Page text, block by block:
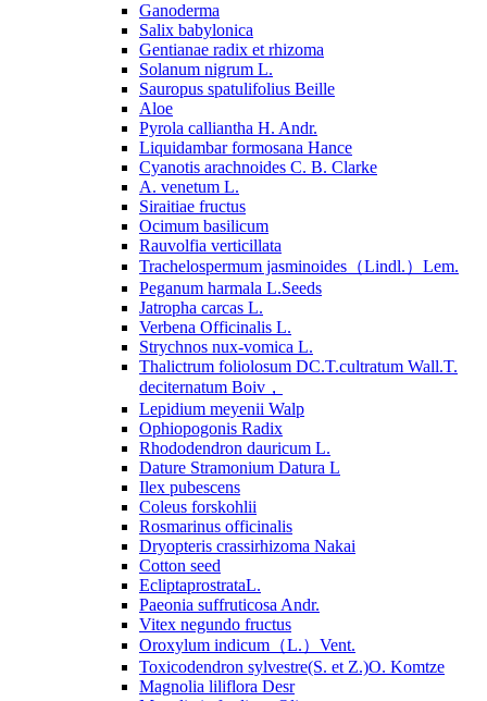
Ganoderma
Salix babylonica
Gentianae radix et rhizoma
Solanum nigrum L.
Sauropus spatulifolius Beille
Aloe
Pyrola calliantha H. Andr.
Liquidambar formosana Hance
Cyanotis arachnoides C. B. Clarke
A. venetum L.
Siraitiae fructus
Ocimum basilicum
Rauvolfia verticillata
Trachelospermum jasminoides（Lindl.）Lem.
Peganum harmala L.Seeds
Jatropha carcas L.
Verbena Officinalis L.
Strychnos nux-vomica L.
Thalictrum foliolosum DC.T.cultratum Wall.T.
deciternatum Boiv，
Lepidium meyenii Walp
Ophiopogonis Radix
Rhododendron dauricum L.
Dature Stramonium Datura L
Ilex pubescens
Coleus forskohlii
Rosmarinus officinalis
Dryopteris crassirhizoma Nakai
Cotton seed
EcliptaprostrataL.
Paeonia suffruticosa Andr.
Vitex negundo fructus
Oroxylum indicum（L.）Vent.
Toxicodendron sylvestre(S. et Z.)O. Komtze
Magnolia liliflora Desr